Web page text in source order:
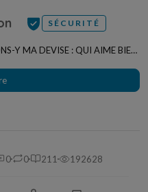
SÉCURITÉ
BIEN,
0 0 211 192628